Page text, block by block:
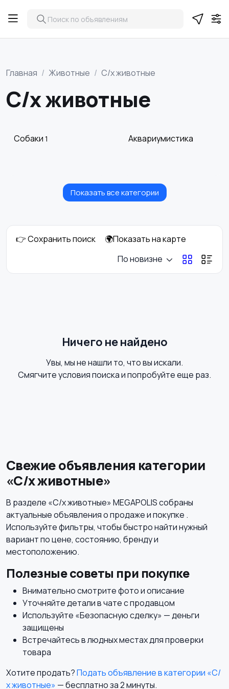
Главная Животные С/х животные
С/х животные
Собаки 1 Аквариумистика
Товары для животных Другие животные
Рыбки 1
Кошки23
Показать все категории
👉 Сохранить поиск
🌍Показать на карте
По новизне
Ничего не найдено
Увы, мы не нашли то, что вы искали.
Смягчите условия поиска и попробуйте еще раз.
Свежие объявления категории
«С/х животные»
В разделе «С/х животные» MEGAPOLIS собраны
актуальные объявления о продаже и покупке .
Используйте фильтры, чтобы быстро найти нужный
вариант по цене, состоянию, бренду и
местоположению.
Полезные советы при покупке
Внимательно смотрите фото и описание
Уточняйте детали в чате с продавцом
Используйте «Безопасную сделку» — деньги
защищены
Встречайтесь в людных местах для проверки
товара
Хотите продать?Подать объявление в категории «С/
х животные» — бесплатно за 2 минуты.